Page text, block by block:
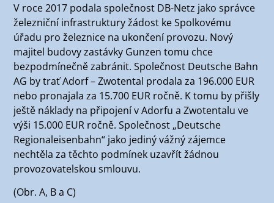
V roce 2017 podala společnost DB-Netz jako správce
železniční infrastruktury žádost ke Spolkovému
úřadu pro železnice na ukončení provozu. Nový
majitel budovy zastávky Gunzen tomu chce
bezpodmínečně zabránit. Společnost Deutsche Bahn
AG by trať Adorf – Zwotental prodala za 196.000 EUR
nebo pronajala za 15.700 EUR ročně. K tomu by přišly
ještě náklady na připojení v Adorfu a Zwotentalu ve
výši 15.000 EUR ročně. Společnost „Deutsche
Regionaleisenbahn“ jako jediný vážný zájemce
nechtěla za těchto podmínek uzavřít žádnou
provozovatelskou smlouvu.
(Obr. A, B a C)